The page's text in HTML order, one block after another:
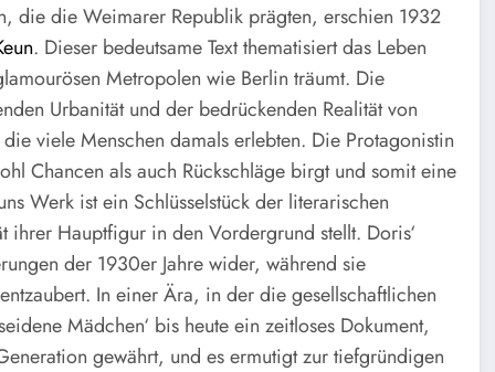
die die Weimarer Republik prägten, erschien 1932
. Dieser bedeutsame Text thematisiert das Leben
Metropolen wie Berlin träumt. Die
Urbanität und der bedrückenden Realität von
viele Menschen damals erlebten. Die Protagonistin
Chancen als auch Rückschläge birgt und somit eine
Werk ist ein Schlüsselstück der literarischen
Hauptfigur in den Vordergrund stellt. Doris‘
der 1930er Jahre wider, während sie
In einer Ära, in der die gesellschaftlichen
Mädchen‘ bis heute ein zeitloses Dokument,
gewährt, und es ermutigt zur tiefgründigen